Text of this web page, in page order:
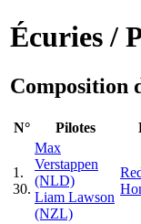
Écuries /
Composition
N° Pilotes
1.
30.
Max
Verstappen
(NLD)
Liam Lawson
(NZL)